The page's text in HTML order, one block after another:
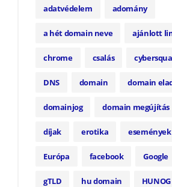
adatvédelem adomány
a hét domain neve ajánlott
chrome csalás
DNS domain domain
domainjog domain megújítás
díjak erotika események
Európa facebook Google
gTLD hu domain HUNOG